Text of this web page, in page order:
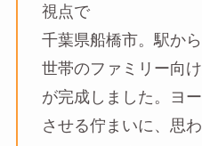
視点で
千葉県船橋市。駅か
世帯のファミリー向
が完成しました。ヨ
させる佇まいに、思